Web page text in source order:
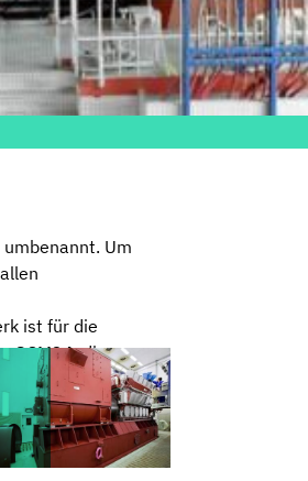
Um
ist für die
GCM34, die
wurde